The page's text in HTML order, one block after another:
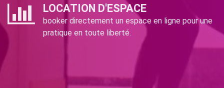
LOCATION D'ESPACE
booker directement un espace en ligne pour une
pratique en toute liberté.